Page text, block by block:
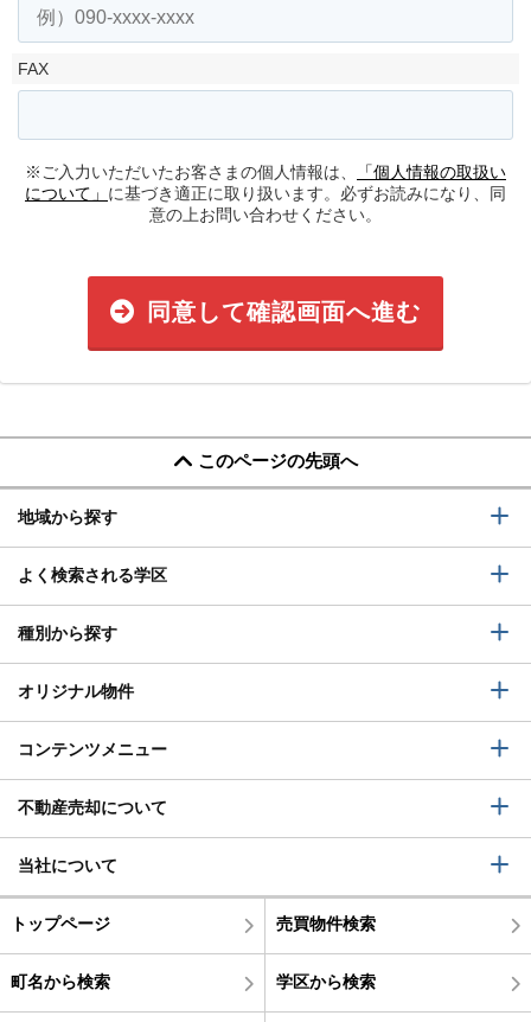
FAX
※ご入力いただいたお客さまの個人情報は、
「個人情報の取扱い
について」 に基づき適正に取り扱います。必ずお読みになり、同
意の上お問い合わせください。
同意して確認画面へ進む
このページの先頭へ
地域から探す
よく検索される学区
種別から探す
オリジナル物件
コンテンツメニュー
不動産売却について
当社について
トップページ 売買物件検索
町名から検索 学区から検索